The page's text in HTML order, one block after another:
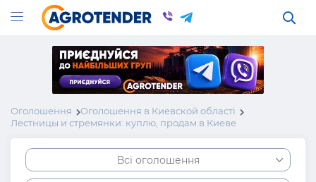
Оголошення
Оголошення в Киевской області
Лестницы и стремянки: куплю, продам в Киеве
Всі оголошення